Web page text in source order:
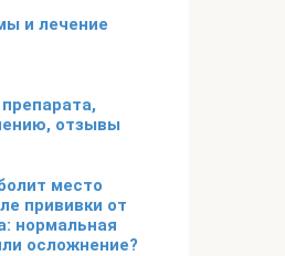
и лечение
отзывы
место
прививки от
нормальная
осложнение?